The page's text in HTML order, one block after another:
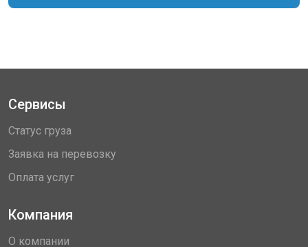
Сервисы
Статус груза
Заявка на перевозку
Оплата услуг
Компания
О компании